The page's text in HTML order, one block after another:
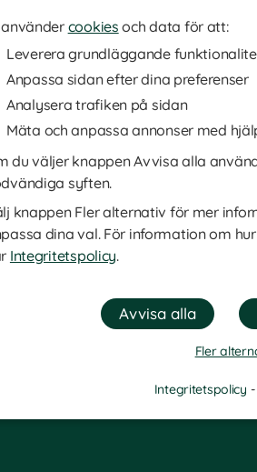
cookies och data för att:
Leverera grundläggande
Anpassa sidan efter dina preferenser
Analysera trafiken på sidan
Mäta och anpassa annonser med
du väljer knappen Avvisa alla
syften.
knappen Fler alternativ för mer
dina val. För information om
Integritetspolicy.
Fler
Integritetspolicy